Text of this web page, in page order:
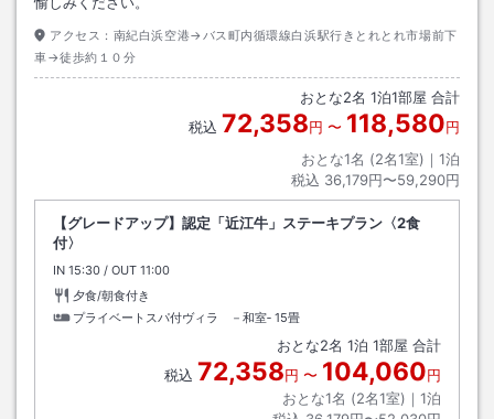
アクセス： 南紀白浜空港→バス町内循環線白浜駅行きとれとれ市場前下
車→徒歩約１０分
おとな2名 1泊1部屋 合計
税込 72,358円 〜 118,580円
おとな1名 (2名1室)｜ 1泊
税込 36,179円〜59,290円
【グレードアップ】認定「近江牛」ステーキプラン〈2食
付〉
IN チェックイン
15:30 / OUT チェックアウト
11:00
夕食/朝食付き
プライベートスパ付ヴィラ －和室‐ 15畳
おとな2名 1泊 1部屋 合計
税込 72,358円 〜 104,060円
おとな1名 (2名1室)｜ 1泊